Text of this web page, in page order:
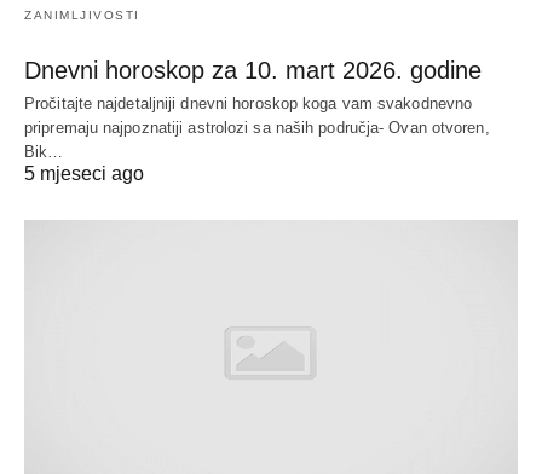
ZANIMLJIVOSTI
Dnevni horoskop za 10. mart 2026. godine
Pročitajte najdetaljniji dnevni horoskop koga vam svakodnevno
pripremaju najpoznatiji astrolozi sa naših područja- Ovan otvoren,
Bik…
5 mjeseci ago